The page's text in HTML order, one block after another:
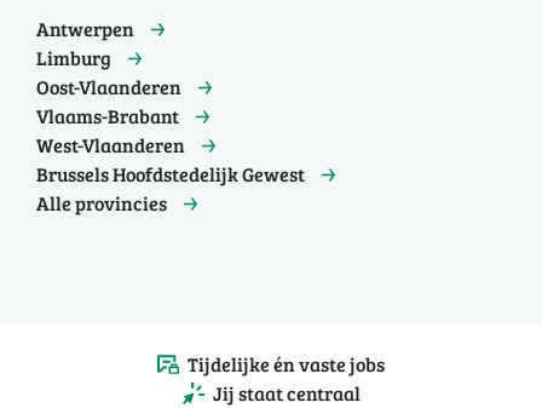
Antwerpen
Limburg
Oost-Vlaanderen
Vlaams-Brabant
West-Vlaanderen
Brussels Hoofdstedelijk Gewest
Alle provincies
Tijdelijke én vaste jobs
Jij staat centraal